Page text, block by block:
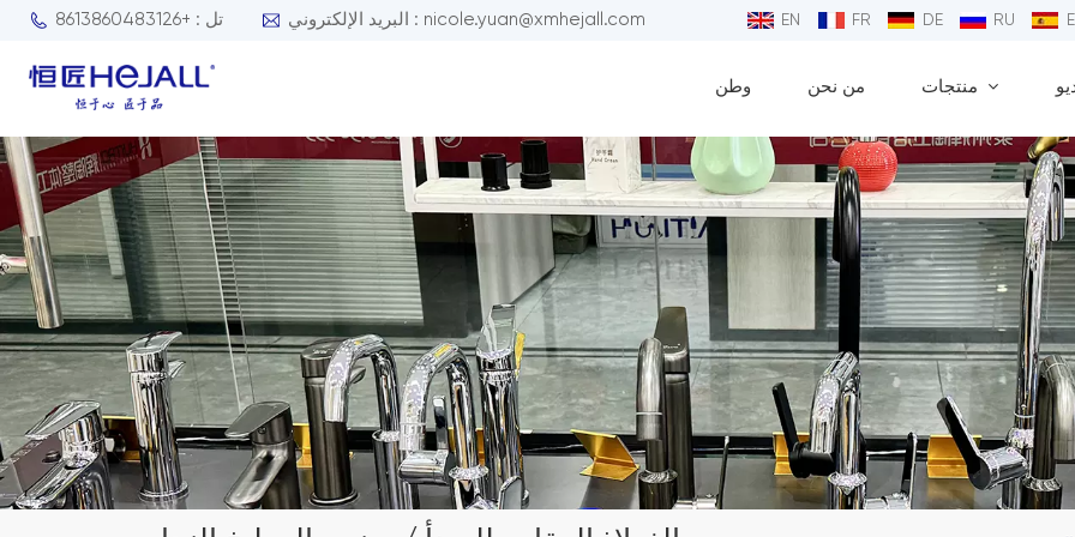
تل : +8613860483126 البريد الإلكتروني : nicole.yuan@xmhejall.com EN FR DE RU
وطن من نحن